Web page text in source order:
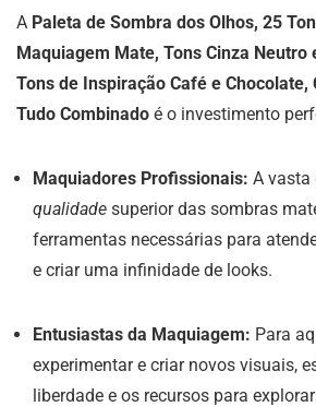
A Paleta de Sombra dos Olhos, 25
Maquiagem Mate, Tons Cinza Neutro
Tons de Inspiração Café e Chocolate,
Tudo Combinado é o investimento
Maquiadores Profissionais: A vasta
qualidade superior das sombras
ferramentas necessárias para
e criar uma infinidade de looks.
Entusiastas da Maquiagem: Para
experimentar e criar novos visuais,
liberdade e os recursos para